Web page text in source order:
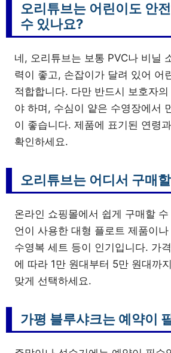
오리튜브는 어린이도 안
수 있나요?
네, 오리튜브는 보통 PVC나 비닐
력이 좋고, 손잡이가 달려 있어 어
적합합니다. 다만 반드시 보호자
야 하며, 수심이 얕은 수영장에서
이 좋습니다. 제품에 표기된 연령
확인하세요.
오리튜브는 어디서 구매
온라인 쇼핑몰에서 쉽게 구매할
언이 사용한 대형 플로트 제품이
수영복 세트 등이 인기입니다. 가
에 따라 1만 원대부터 5만 원대까
맞게 선택하세요.
가평 블루샤크는 예약이